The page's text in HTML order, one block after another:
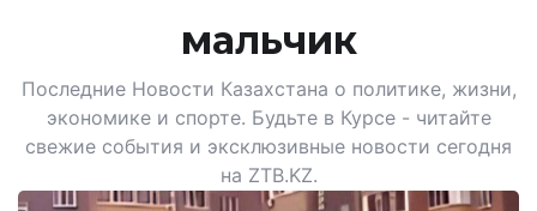
мальчик
Последние Новости Казахстана о политике, жизни,
экономике и спорте. Будьте в Курсе - читайте
свежие события и эксклюзивные новости сегодня
на ZTB.KZ.